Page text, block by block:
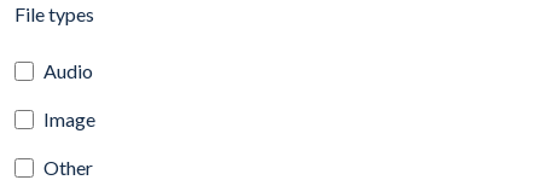
File types
Audio
Image
Other